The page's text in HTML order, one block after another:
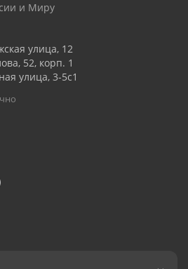
и Миру
улица, 12
52, корп. 1
улица, 3-5с1